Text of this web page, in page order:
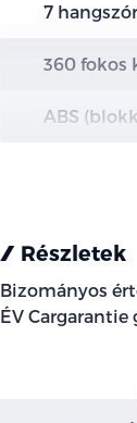
7
360 fokos
ABS
automata
Részletek
Bizományos
ÉV